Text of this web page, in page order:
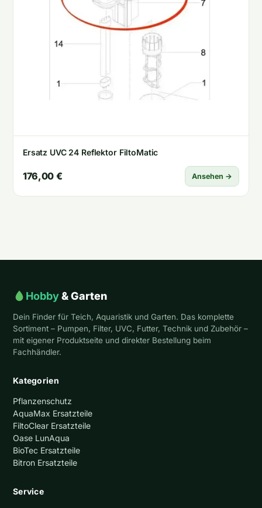
Ersatz UVC 24 Reflektor FiltoMatic
176,00 € Ansehen →
Hobby& Garten
Dein Finder für Teich, Aquaristik und Garten. Das komplette
Sortiment – Pumpen, Filter, UVC, Futter, Technik und Zubehör –
mit eigener Produktseite und direkter Bestellung beim
Fachhändler.
Kategorien
Pflanzenschutz
AquaMax Ersatzteile
FiltoClear Ersatzteile
Oase LunAqua
BioTec Ersatzteile
Bitron Ersatzteile
Service